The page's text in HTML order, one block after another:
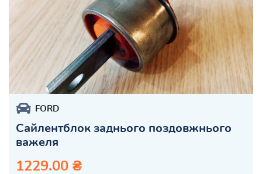
FORD
Сайлентблок заднього поздовжнього
важеля
1229.00 ₴